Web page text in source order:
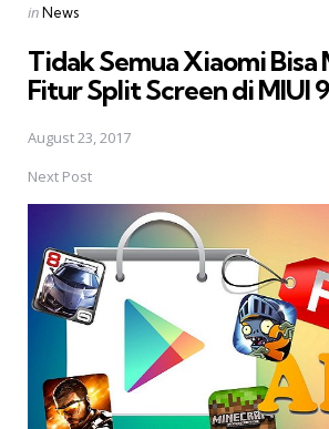
Posted
inNews
Tidak Semua Xiaomi
Fitur Split Screen di MIUI 9
August 23, 2017
Next Post